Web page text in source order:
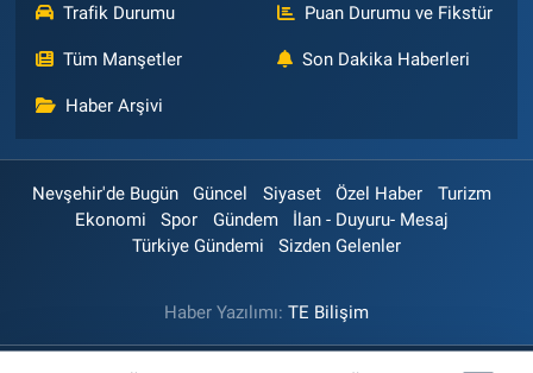
Trafik Durumu Puan Durumu ve Fikstür
Tüm Manşetler Son Dakika Haberleri
Haber Arşivi
Nevşehir'de Bugün Güncel Siyaset Özel Haber
Turizm
Ekonomi
Spor Gündem
İlan - Duyuru- Mesaj
Türkiye Gündemi
Sizden Gelenler
Haber Yazılımı: TE Bilişim